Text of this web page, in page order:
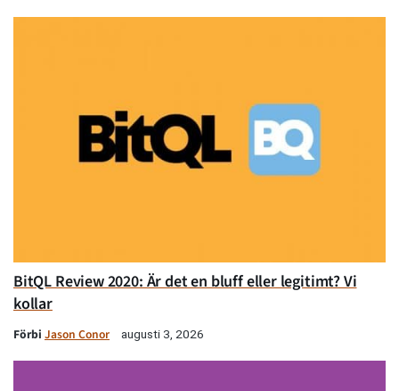
BitQL Review 2020: Är det en bluff eller legitimt? Vi
kollar
Förbi Jason Conor augusti 3, 2026